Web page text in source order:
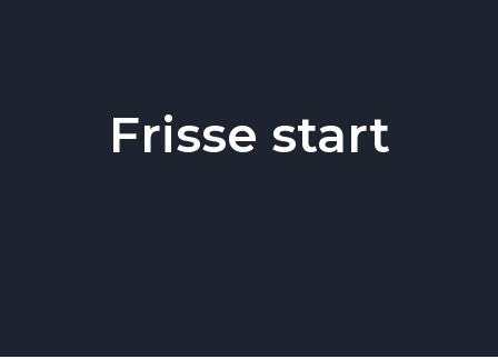
Frisse start